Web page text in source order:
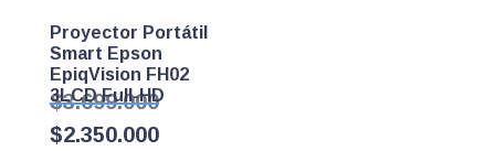
Proyector Portátil
Smart Epson
EpiqVision FH02
3LCD Full-HD
$3.699.000El
original
$2.350.000El